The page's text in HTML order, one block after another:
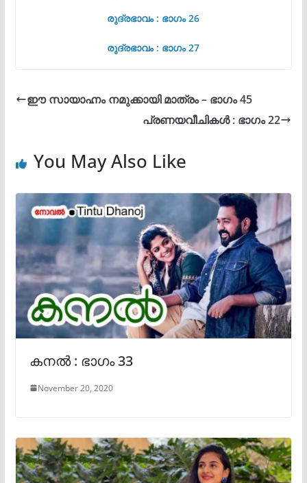
രുദ്രഭാവം : ഭാഗം 26
രുദ്രഭാവം : ഭാഗം 27
ഈ സായാഹ്നം നമുക്കായി മാത്രം – ഭാഗം 45
പ്രണയവീചികൾ : ഭാഗം 22
You May Also Like
കനൽ : ഭാഗം 33
November 20, 2020